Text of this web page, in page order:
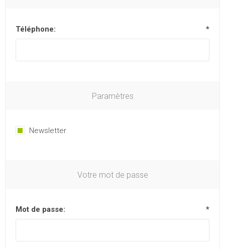
Téléphone: *
Paramètres
Newsletter
Votre mot de passe
Mot de passe: *